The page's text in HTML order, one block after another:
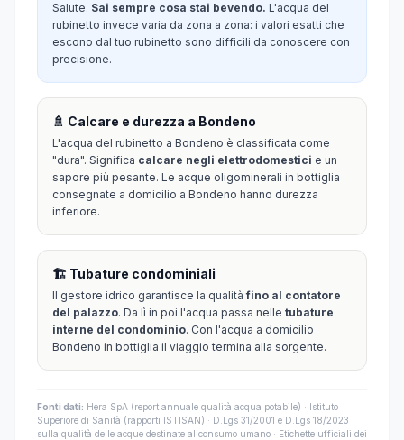
Salute. Sai sempre cosa stai bevendo. L'acqua del
rubinetto invece varia da zona a zona: i valori esatti che
escono dal tuo rubinetto sono difficili da conoscere con
precisione.
🚿 Calcare e durezza a Bondeno
L'acqua del rubinetto a Bondeno è classificata come
"dura". Significa calcare negli elettrodomestici e un
sapore più pesante. Le acque oligominerali in bottiglia
consegnate a domicilio a Bondeno hanno durezza
inferiore.
🏗️ Tubature condominiali
Il gestore idrico garantisce la qualitàfino al contatore
del palazzo. Da lì in poi l'acqua passa nelle tubature
interne del condominio. Con l'acqua a domicilio
Bondeno in bottiglia il viaggio termina alla sorgente.
Fonti dati: Hera SpA (report annuale qualità acqua potabile) · Istituto
Superiore di Sanità (rapporti ISTISAN) · D.Lgs 31/2001 e D.Lgs 18/2023
sulla qualità delle acque destinate al consumo umano · Etichette ufficiali dei